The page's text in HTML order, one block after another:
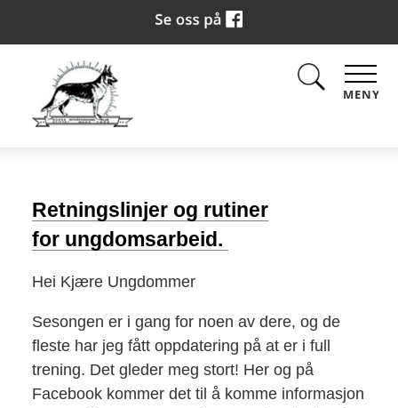
MENY
Retningslinjer og rutiner
for ungdomsarbeid.
Hei Kjære Ungdommer
Sesongen er i gang for noen av dere, og de
fleste har jeg fått oppdatering på at er i full
trening. Det gleder meg stort! Her og på
Facebook kommer det til å komme informasjon